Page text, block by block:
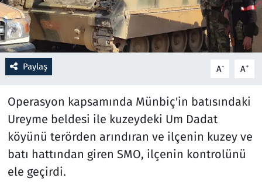
Paylaş A- A+
Operasyon kapsamında Münbiç'in batısındaki
Ureyme beldesi ile kuzeydeki Um Dadat
köyünü terörden arındıran ve ilçenin kuzey ve
batı hattından giren SMO, ilçenin kontrolünü
ele geçirdi.
Rüya Tabirleri
Sağlık
Savunma Sanayi
Seçim 2023
Spor
Teknoloji ve Bilim